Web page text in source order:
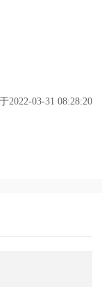
2022-03-31 08:28:20